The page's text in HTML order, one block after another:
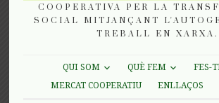
COOPERATIVA PER LA
SOCIAL MITJANÇANT
TREBALL EN XARXA.
QUI SOM QUÈ FEM
FES-
MERCAT COOPERATIU
ENLLAÇOS